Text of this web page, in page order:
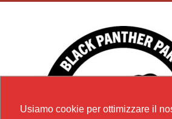
Usiamo cookie per ottimizzare il